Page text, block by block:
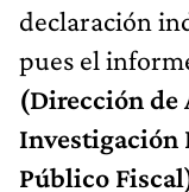
declaración
pues el
(Dirección de
Investigación
Público